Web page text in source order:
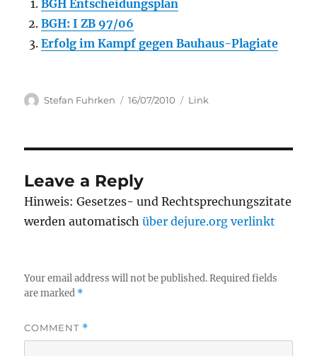
BGH Entscheidungsplan
BGH: I ZB 97/06
Erfolg im Kampf gegen Bauhaus-Plagiate
Author
Stefan Fuhrken
Posted
16/07/2010 Categories
Link
Leave a Reply
Hinweis: Gesetzes- und Rechtsprechungszitate
werden automatischüber dejure.org verlinkt
Your email address will not be published. Required fields
are marked *
COMMENT *